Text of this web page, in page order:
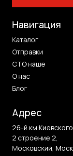
Навигация
Каталог
Отправки
СТО наше
О нас
Блог
Адрес
26-й км
2 строение 2,
Московский,